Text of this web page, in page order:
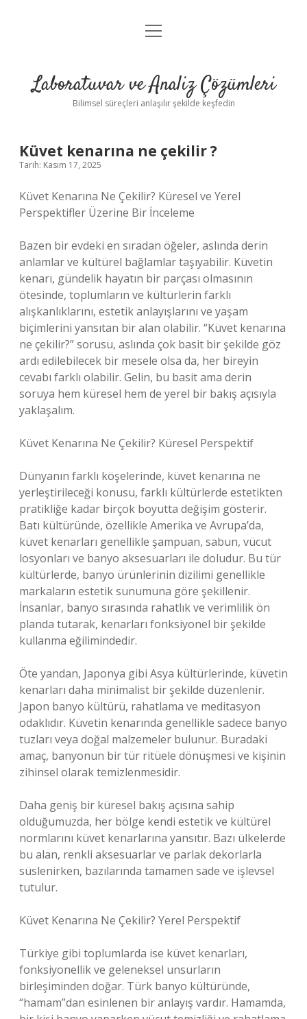
Anasayfa
Yasal Uyarı
menüyü
Laboratuvar ve Analiz Çözümleri
Bilimsel süreçleri anlaşılır şekilde keşfedin
Küvet kenarına ne çekilir ?
Tarih: Kasım 17, 2025
Küvet Kenarına Ne Çekilir? Küresel ve Yerel
Perspektifler Üzerine Bir İnceleme
Bazen bir evdeki en sıradan öğeler, aslında derin
anlamlar ve kültürel bağlamlar taşıyabilir. Küvetin
kenarı, gündelik hayatın bir parçası olmasının
ötesinde, toplumların ve kültürlerin farklı
alışkanlıklarını, estetik anlayışlarını ve yaşam
biçimlerini yansıtan bir alan olabilir. “Küvet kenarına
ne çekilir?” sorusu, aslında çok basit bir şekilde göz
ardı edilebilecek bir mesele olsa da, her bireyin
cevabı farklı olabilir. Gelin, bu basit ama derin
soruya hem küresel hem de yerel bir bakış açısıyla
yaklaşalım.
Küvet Kenarına Ne Çekilir? Küresel Perspektif
Dünyanın farklı köşelerinde, küvet kenarına ne
yerleştirileceği konusu, farklı kültürlerde estetikten
pratikliğe kadar birçok boyutta değişim gösterir.
Batı kültüründe, özellikle Amerika ve Avrupa’da,
küvet kenarları genellikle şampuan, sabun, vücut
losyonları ve banyo aksesuarları ile doludur. Bu tür
kültürlerde, banyo ürünlerinin dizilimi genellikle
markaların estetik sunumuna göre şekillenir.
İnsanlar, banyo sırasında rahatlık ve verimlilik ön
planda tutarak, kenarları fonksiyonel bir şekilde
kullanma eğilimindedir.
Öte yandan, Japonya gibi Asya kültürlerinde, küvetin
kenarları daha minimalist bir şekilde düzenlenir.
Japon banyo kültürü, rahatlama ve meditasyon
odaklıdır. Küvetin kenarında genellikle sadece banyo
tuzları veya doğal malzemeler bulunur. Buradaki
amaç, banyonun bir tür ritüele dönüşmesi ve kişinin
zihinsel olarak temizlenmesidir.
Daha geniş bir küresel bakış açısına sahip
olduğumuzda, her bölge kendi estetik ve kültürel
normlarını küvet kenarlarına yansıtır. Bazı ülkelerde
bu alan, renkli aksesuarlar ve parlak dekorlarla
süslenirken, bazılarında tamamen sade ve işlevsel
tutulur.
Küvet Kenarına Ne Çekilir? Yerel Perspektif
Türkiye gibi toplumlarda ise küvet kenarları,
fonksiyonellik ve geleneksel unsurların
birleşiminden doğar. Türk banyo kültüründe,
“hamam”dan esinlenen bir anlayış vardır. Hamamda,